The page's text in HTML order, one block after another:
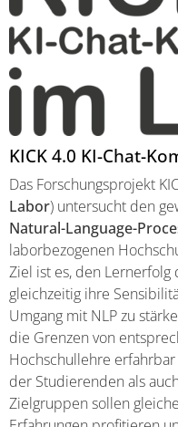
KICK 4.0 KI-Chat-
Das Forschungsprojekt
Labor) untersucht den
Natural-Language-
laborbezogenen
Ziel ist es, den
gleichzeitig ihre
Umgang mit NLP zu
die Grenzen von
Hochschullehre
der Studierenden als
Zielgruppen sollen